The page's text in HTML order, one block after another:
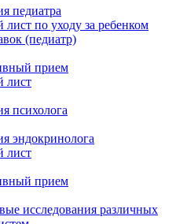
педиатра
по уходу за ребенком
(педиатр)
прием
лист
психолога
эндокринолога
лист
прием
исследования различных